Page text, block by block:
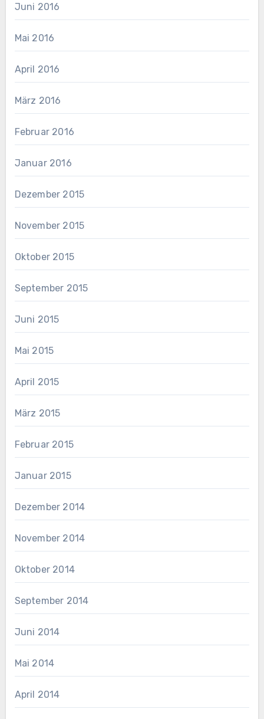
Juni 2016
Mai 2016
April 2016
März 2016
Februar 2016
Januar 2016
Dezember 2015
November 2015
Oktober 2015
September 2015
Juni 2015
Mai 2015
April 2015
März 2015
Februar 2015
Januar 2015
Dezember 2014
November 2014
Oktober 2014
September 2014
Juni 2014
Mai 2014
April 2014